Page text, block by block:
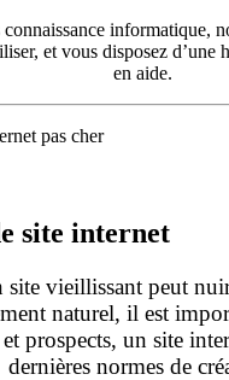
connaissance informatique,
et vous disposez
en aide.
site internet
site vieillissant peut
naturel, il est
prospects, un site
dernières normes de